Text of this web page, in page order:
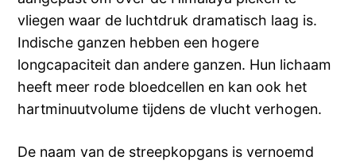
vliegen waar de luchtdruk dramatisch laag is.
Indische ganzen hebben een hogere
longcapaciteit dan andere ganzen. Hun lichaam
heeft meer rode bloedcellen en kan ook het
hartminuutvolume tijdens de vlucht verhogen.
De naam van de streepkopgans is vernoemd